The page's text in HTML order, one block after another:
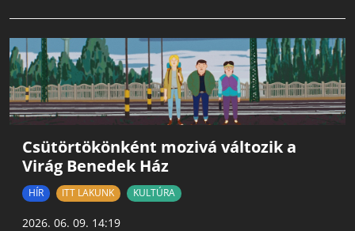
Csütörtökönként mozivá változik a
Virág Benedek Ház
HÍR ITT LAKUNK KULTÚRA
2026. 06. 09. 14:19